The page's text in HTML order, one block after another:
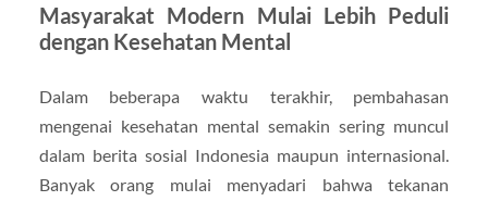
Masyarakat Modern Mulai Lebih Peduli
dengan Kesehatan Mental
Dalam beberapa waktu terakhir, pembahasan
mengenai kesehatan mental semakin sering muncul
dalam berita sosial Indonesia maupun internasional.
Banyak orang mulai menyadari bahwa tekanan